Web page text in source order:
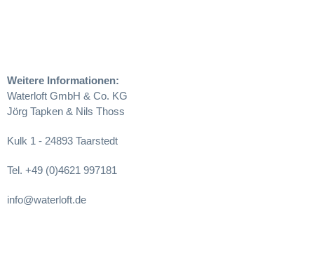
Weitere Informationen:
Waterloft GmbH & Co. KG
Jörg Tapken & Nils Thoss
Kulk 1 - 24893 Taarstedt
Tel. +49 (0)4621 997181
info@waterloft.de